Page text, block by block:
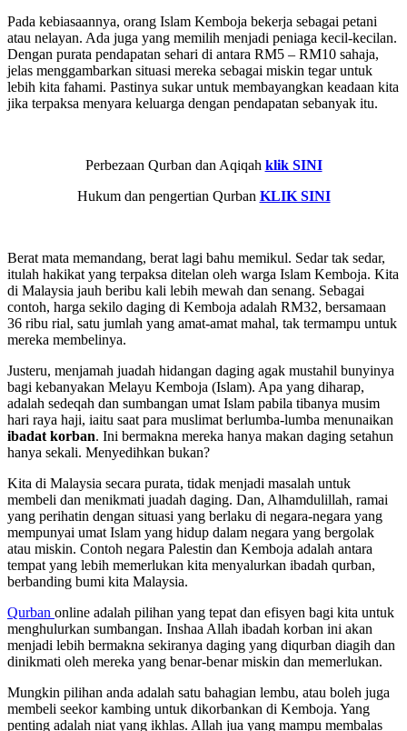
Pada kebiasaannya, orang Islam Kemboja bekerja sebagai petani
atau nelayan. Ada juga yang memilih menjadi peniaga kecil-kecilan.
Dengan purata pendapatan sehari di antara RM5 – RM10 sahaja,
jelas menggambarkan situasi mereka sebagai miskin tegar untuk
lebih kita fahami. Pastinya sukar untuk membayangkan keadaan kita
jika terpaksa menyara keluarga dengan pendapatan sebanyak itu.
Perbezaan Qurban dan Aqiqah klik SINI
Hukum dan pengertian Qurban KLIK SINI
Berat mata memandang, berat lagi bahu memikul. Sedar tak sedar,
itulah hakikat yang terpaksa ditelan oleh warga Islam Kemboja. Kita
di Malaysia jauh beribu kali lebih mewah dan senang. Sebagai
contoh, harga sekilo daging di Kemboja adalah RM32, bersamaan
36 ribu rial, satu jumlah yang amat-amat mahal, tak termampu untuk
mereka membelinya.
Justeru, menjamah juadah hidangan daging agak mustahil bunyinya
bagi kebanyakan Melayu Kemboja (Islam). Apa yang diharap,
adalah sedeqah dan sumbangan umat Islam pabila tibanya musim
hari raya haji, iaitu saat para muslimat berlumba-lumba menunaikan
ibadat korban. Ini bermakna mereka hanya makan daging setahun
hanya sekali. Menyedihkan bukan?
Kita di Malaysia secara purata, tidak menjadi masalah untuk
membeli dan menikmati juadah daging. Dan, Alhamdulillah, ramai
yang perihatin dengan situasi yang berlaku di negara-negara yang
mempunyai umat Islam yang hidup dalam negara yang bergolak
atau miskin. Contoh negara Palestin dan Kemboja adalah antara
tempat yang lebih memerlukan kita menyalurkan ibadah qurban,
berbanding bumi kita Malaysia.
Qurban online adalah pilihan yang tepat dan efisyen bagi kita untuk
menghulurkan sumbangan. Inshaa Allah ibadah korban ini akan
menjadi lebih bermakna sekiranya daging yang diqurban diagih dan
dinikmati oleh mereka yang benar-benar miskin dan memerlukan.
Mungkin pilihan anda adalah satu bahagian lembu, atau boleh juga
membeli seekor kambing untuk dikorbankan di Kemboja. Yang
penting adalah niat yang ikhlas. Allah jua yang mampu membalas